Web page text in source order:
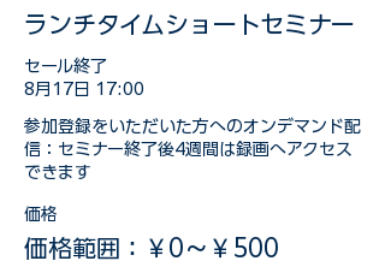
ランチタイムショートセミナー
セール終了
8月17日 17:00
参加登録をいただいた方へのオンデマンド配
信：セミナー終了後4週間は録画へアクセス
できます
価格
価格範囲：￥0〜￥500